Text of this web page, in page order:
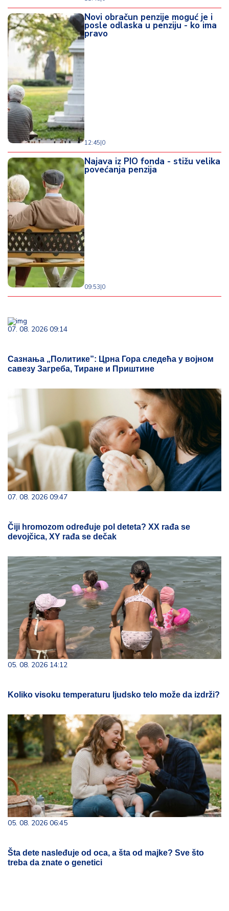
Novi obračun penzije moguć je i
posle odlaska u penziju - ko ima
pravo
12:45|0
Najava iz PIO fonda - stižu velika
povećanja penzija
09:53|0
07. 08. 2026 09:14
Сазнања „Политике”: Црна Гора следећа у војном
савезу Загреба, Тиране и Приштине
07. 08. 2026 09:47
Čiji hromozom određuje pol deteta? XX rađa se
devojčica, XY rađa se dečak
05. 08. 2026 14:12
Koliko visoku temperaturu ljudsko telo može da izdrži?
05. 08. 2026 06:45
Šta dete nasleđuje od oca, a šta od majke? Sve što
treba da znate o genetici